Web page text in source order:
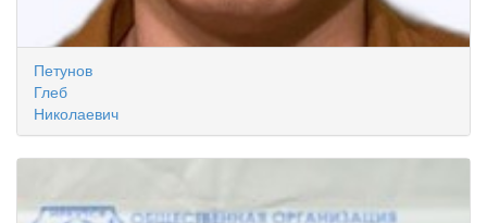
Петунов
Глеб
Николаевич